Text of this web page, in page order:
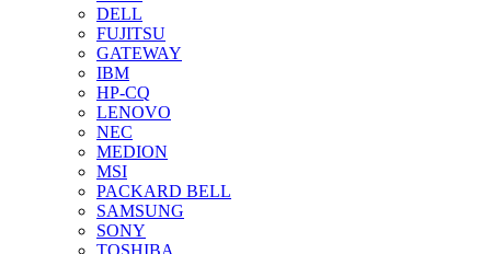
DELL
FUJITSU
GATEWAY
IBM
HP-CQ
LENOVO
NEC
MEDION
MSI
PACKARD BELL
SAMSUNG
SONY
TOSHIBA